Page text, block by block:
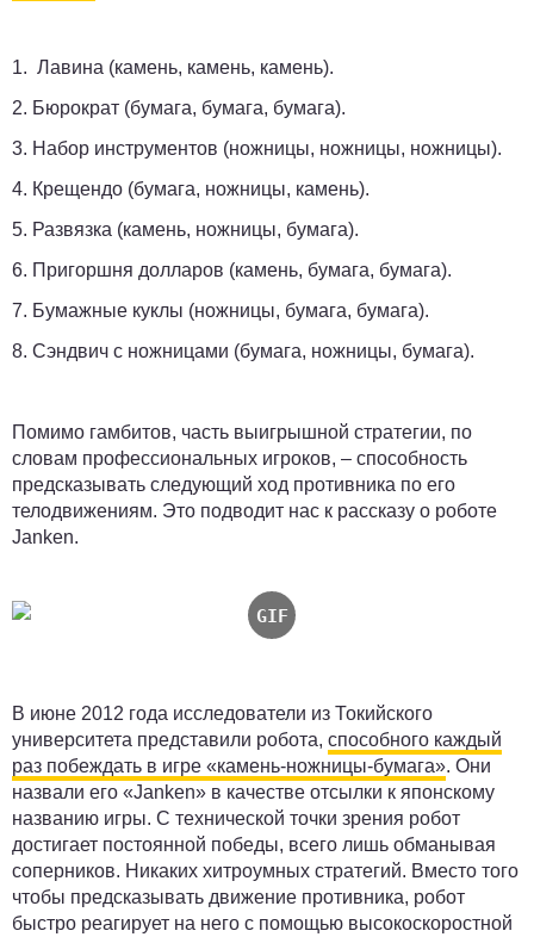
1. Лавина (камень, камень, камень).
2. Бюрократ (бумага, бумага, бумага).
3. Набор инструментов (ножницы, ножницы, ножницы).
4. Крещендо (бумага, ножницы, камень).
5. Развязка (камень, ножницы, бумага).
6. Пригоршня долларов (камень, бумага, бумага).
7. Бумажные куклы (ножницы, бумага, бумага).
8. Сэндвич с ножницами (бумага, ножницы, бумага).
Помимо гамбитов, часть выигрышной стратегии, по
словам профессиональных игроков, – способность
предсказывать следующий ход противника по его
телодвижениям. Это подводит нас к рассказу о роботе
Janken.
В июне 2012 года исследователи из Токийского
университета представили робота, способного каждый
раз побеждать в игре «камень-ножницы-бумага». Они
назвали его «Janken» в качестве отсылки к японскому
названию игры. С технической точки зрения робот
достигает постоянной победы, всего лишь обманывая
соперников. Никаких хитроумных стратегий. Вместо того
чтобы предсказывать движение противника, робот
быстро реагирует на него с помощью высокоскоростной